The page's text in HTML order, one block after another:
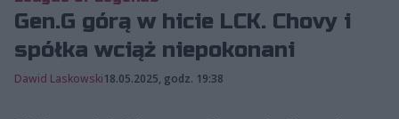
Gen.G górą w hicie LCK. Chovy i
spółka wciąż niepokonani
Dawid Laskowski18.05.2025, godz. 19:38